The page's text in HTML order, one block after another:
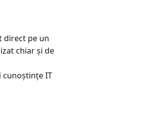
direct pe un
chiar și de
cunoștințe IT